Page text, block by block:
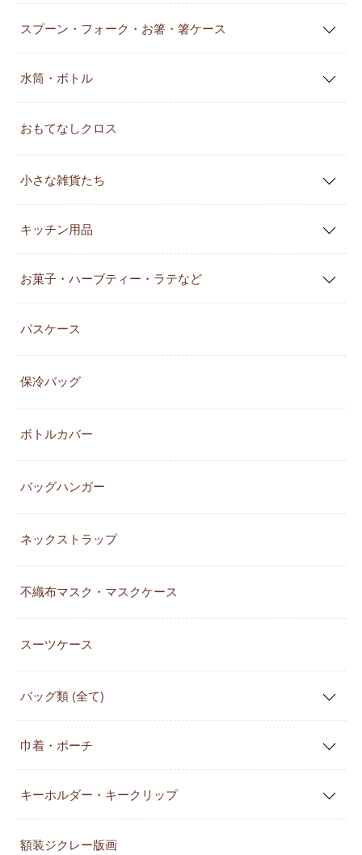
スプーン・フォーク・お箸・箸ケース
水筒・ボトル
おもてなしクロス
小さな雑貨たち
キッチン用品
お菓子・ハーブティー・ラテなど
パスケース
保冷バッグ
ボトルカバー
バッグハンガー
ネックストラップ
不織布マスク・マスクケース
スーツケース
バッグ類 (全て)
巾着・ポーチ
キーホルダー・キークリップ
額装ジクレー版画